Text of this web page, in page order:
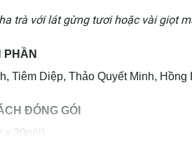
trà với lát gừng tươi hoặc vài giọt
PHẦN
Tiêm Diệp, Thảo Quyết Minh,
ĐÓNG GÓI
x 30gói)